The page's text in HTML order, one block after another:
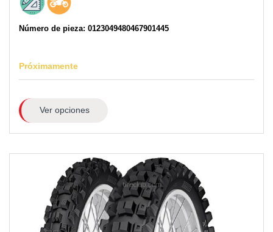
Número de pieza: 0123049480467901445
Próximamente
Ver opciones